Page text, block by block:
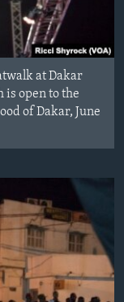
at Dakar
is open to the
of Dakar, June